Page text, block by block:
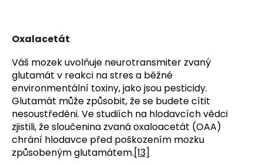
Oxalacetát
Váš mozek uvolňuje neurotransmiter zvaný
glutamát v reakci na stres a běžné
environmentální toxiny, jako jsou pesticidy.
Glutamát může způsobit, že se budete cítit
nesoustředěni. Ve studiích na hlodavcích vědci
zjistili, že sloučenina zvaná oxaloacetát (OAA)
chrání hlodavce před poškozením mozku
způsobeným glutamátem.[13]